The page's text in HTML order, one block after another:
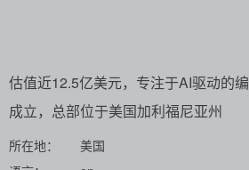
估值近12.5亿美元，专注于AI驱动的
成立，总部位于美国加利福尼亚州
所在地：
美国